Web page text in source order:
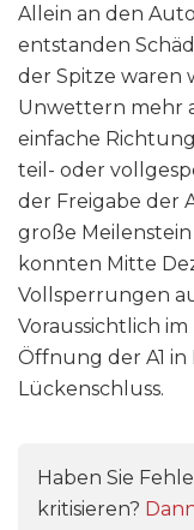
Allein an den
entstanden
der Spitze waren
Unwettern mehr
einfache
teil- oder
der Freigabe der
große
konnten Mitte
Vollsperrungen
Voraussichtlich
Öffnung der A1
Lückenschluss.
Haben Sie
kritisieren?